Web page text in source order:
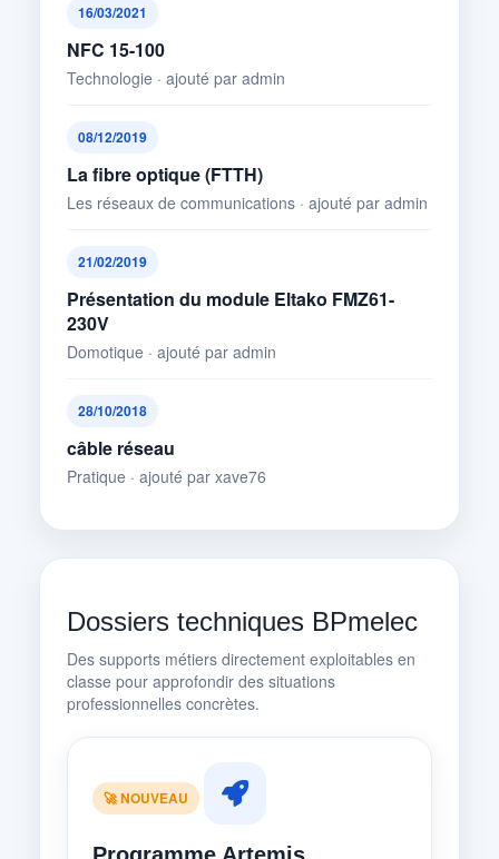
16/03/2021
NFC 15-100
Technologie · ajouté par admin
08/12/2019
La fibre optique (FTTH)
Les réseaux de communications · ajouté par admin
21/02/2019
Présentation du module Eltako FMZ61-
230V
Domotique · ajouté par admin
28/10/2018
câble réseau
Pratique · ajouté par xave76
Dossiers techniques BPmelec
Des supports métiers directement exploitables en
classe pour approfondir des situations
professionnelles concrètes.
🚀 NOUVEAU